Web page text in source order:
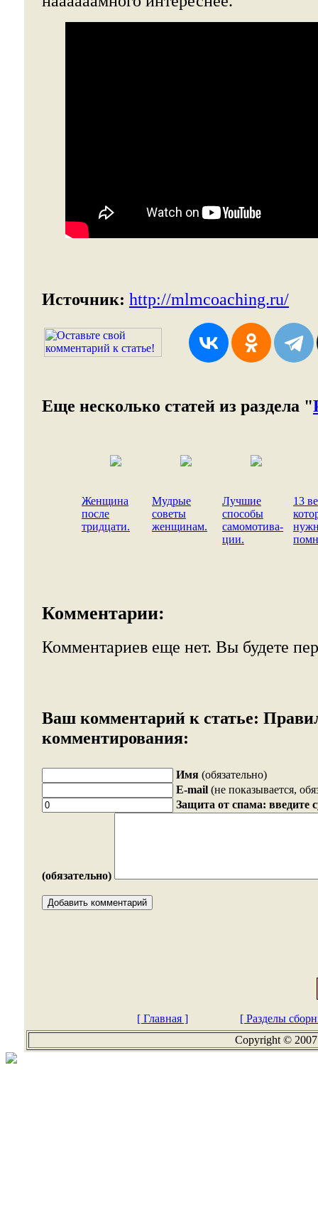
Источник: http://mlmcoaching.ru/
Еще несколько статей из раздела "
Женщина
после
тридцати.
Мудрые
советы
женщинам.
Лучшие
способы
самомотива-
ции.
13
Комментарии:
Комментариев еще нет. Вы будете
Ваш комментарий к статье:
комментирования:
Имя (обязательно)
E-mail (не показывается,
Защита от спама: введите
(обязательно)
[ Главная ]
[ Разделы
Copyright ©